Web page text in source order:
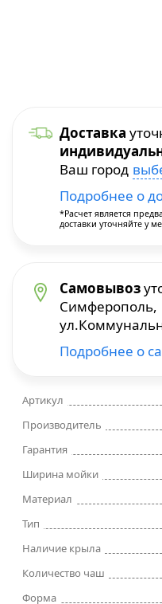
Артикул
Производитель
Гарантия
Ширина мойки
Материал
Тип
Наличие крыла
Количество чаш
Форма
Доставка
Ваш город
Подробнее о
*Расчет является
доставки уточняйте у
Самовывоз
Симферополь,
Подробнее о
Посуда для сервировки
Столовые приборы
Термосы
Перфораторы
Пилы и плиткорезы
Прочие инструменты
Сварочное
Точильные станки
Фрезеры
Шуруповерты и
Электролобзики